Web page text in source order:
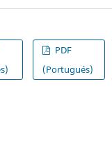
PDF
(Portugués)